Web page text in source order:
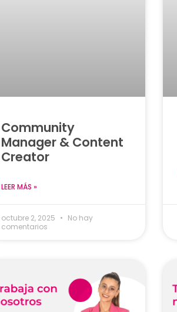
Community
Manager & Content
Creator
LEER MÁS »
octubre 2, 2025
No hay
comentarios